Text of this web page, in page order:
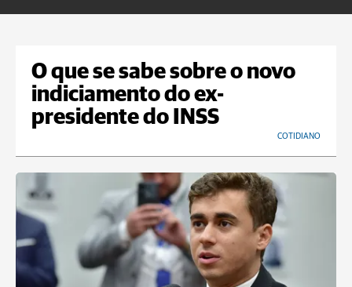
O que se sabe sobre o novo
indiciamento do ex-
presidente do INSS
COTIDIANO